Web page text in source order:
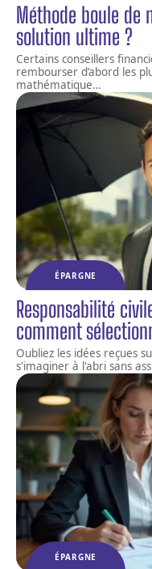
Méthode boule de
solution ultime ?
Certains conseillers
rembourser d’abord les
mathématique…
ÉPARGNE
Responsabilité
comment
Oubliez les idées reçues
s'imaginer à l'abri sans
ÉPARGNE